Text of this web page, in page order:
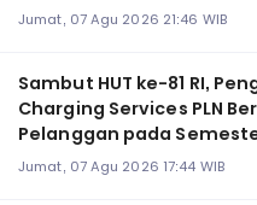
Jumat, 07 Agu 2026 21:46 WIB
Sambut HUT ke-81 RI,
Charging Services PLN
Pelanggan pada
Jumat, 07 Agu 2026 17:44 WIB